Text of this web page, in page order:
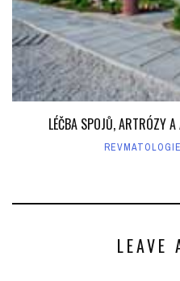
LÉČBA SPOJŮ, ARTRÓZY
REVMATOLOGIE
LEAVE